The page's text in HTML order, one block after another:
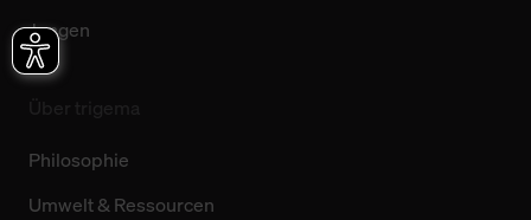
Jungen
Philosophie
Umwelt & Ressourcen